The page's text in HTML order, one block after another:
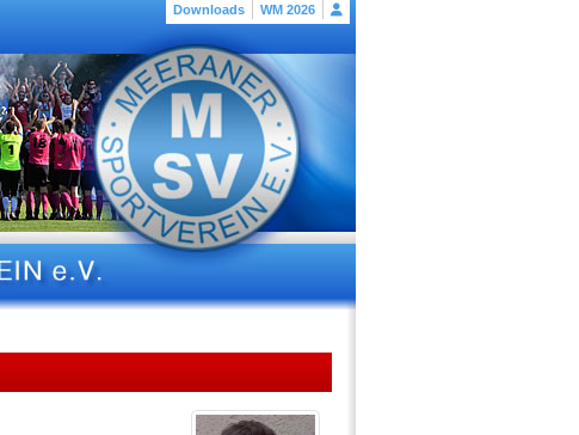
Downloads WM 2026